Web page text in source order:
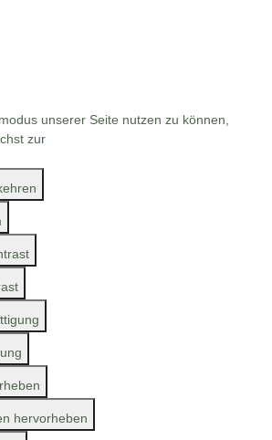
unserer Seite nutzen zu können,
zur
hervorheben